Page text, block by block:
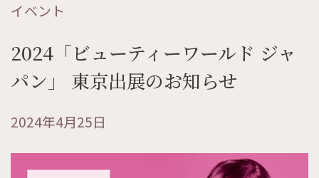
イベント
2024「ビューティーワールド ジャ
パン」 東京出展のお知らせ
2024年4月25日